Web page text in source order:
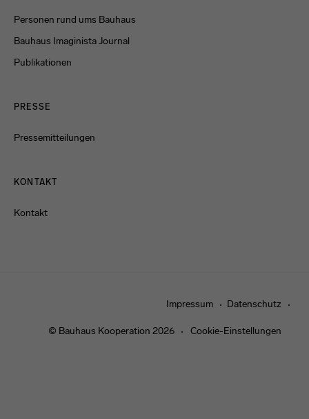
Personen rund ums Bauhaus
Bauhaus Imaginista Journal
Publikationen
PRESSE
Pressemitteilungen
KONTAKT
Kontakt
Impressum Datenschutz
© Bauhaus Kooperation 2026 Cookie-Einstellungen